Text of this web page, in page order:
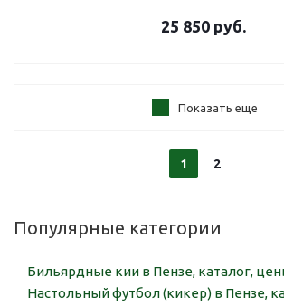
25 850 руб.
Показать еще
1 2
Популярные категории
Бильярдные кии в Пензе, каталог,
Настольный футбол (кикер) в Пензе,